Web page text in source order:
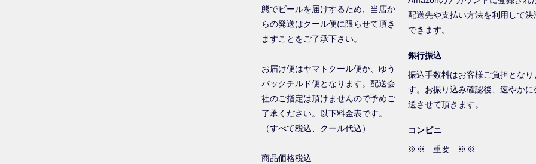
態でビールを届けするため、当店か
らの発送はクール便に限らせて頂き
ますことをご了承下さい。
お届け便はヤマトクール便か、ゆう
パックチルド便となります。配送会
社のご指定は頂けませんので予めご
了承ください。以下料金表です。
（すべて税込、クール代込）
商品価格税込
配送先や支払い方法を利用して決
できます。
銀行振込
振込手数料はお客様ご負担となり
す。お振り込み確認後、速やかに
送させて頂きます。
コンビニ
※※ 重要 ※※